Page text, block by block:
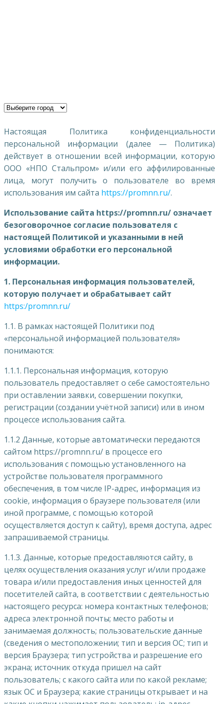
Настоящая Политика конфиденциальности
персональной информации (далее — Политика)
действует в отношении всей информации, которую
ООО «НПО Стальпром» и/или его аффилированные
лица, могут получить о пользователе во время
использования им сайта https://promnn.ru/.
Использование сайта https://promnn.ru/ означает
безоговорочное согласие пользователя с
настоящей Политикой и указанными в ней
условиями обработки его персональной
информации.
1. Персональная информация пользователей,
которую получает и обрабатывает сайт
https:/promnn.ru/
1.1. В рамках настоящей Политики под
«персональной информацией пользователя»
понимаются:
1.1.1. Персональная информация, которую
пользователь предоставляет о себе самостоятельно
при оставлении заявки, совершении покупки,
регистрации (создании учётной записи) или в ином
процессе использования сайта.
1.1.2 Данные, которые автоматически передаются
сайтом https://promnn.ru/ в процессе его
использования с помощью установленного на
устройстве пользователя программного
обеспечения, в том числе IP-адрес, информация из
cookie, информация о браузере пользователя (или
иной программе, с помощью которой
осуществляется доступ к сайту), время доступа, адрес
запрашиваемой страницы.
1.1.3. Данные, которые предоставляются сайту, в
целях осуществления оказания услуг и/или продаже
товара и/или предоставления иных ценностей для
посетителей сайта, в соответствии с деятельностью
настоящего ресурса: номера контактных телефонов;
адреса электронной почты; место работы и
занимаемая должность; пользовательские данные
(сведения о местоположении; тип и версия ОС; тип и
версия Браузера; тип устройства и разрешение его
экрана; источник откуда пришел на сайт
пользователь; с какого сайта или по какой рекламе;
язык ОС и Браузера; какие страницы открывает и на